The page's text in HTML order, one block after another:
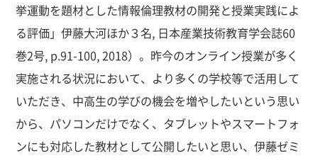
挙運動を題材とした情報倫理教材の開発と授業実践によ
る評価」伊藤大河ほか３名, 日本産業技術教育学会誌60
巻2号, p.91-100, 2018）。昨今のオンライン授業が多く
実施される状況において、より多くの学校等で活用して
いただき、中高生の学びの機会を増やしたいという思い
から、パソコンだけでなく、タブレットやスマートフォ
ンにも対応した教材として公開したいと思い、伊藤ゼミ